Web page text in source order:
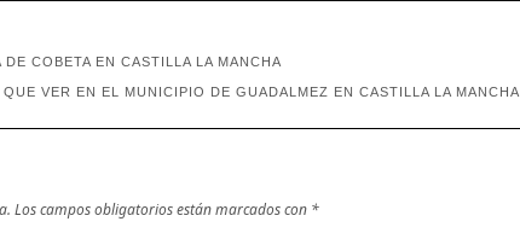
COBETA EN CASTILLA LA MANCHA
QUE VER EN EL MUNICIPIO DE GUADALMEZ EN CASTILLA LA MANCHA
Los campos obligatorios están marcados con *